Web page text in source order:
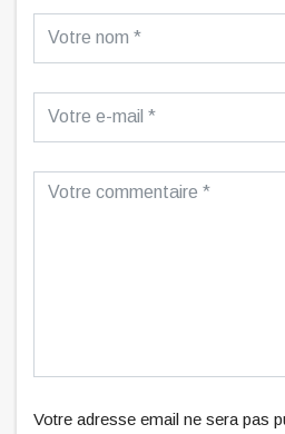
Votre adresse email ne sera pas